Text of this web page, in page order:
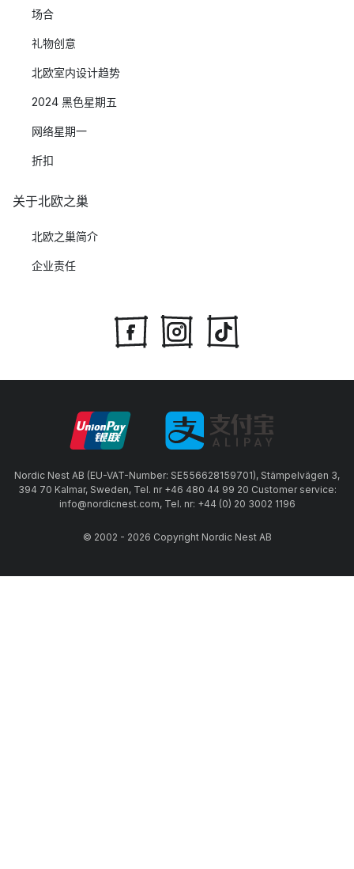
场合
礼物创意
北欧室内设计趋势
2024 黑色星期五
网络星期一
折扣
关于北欧之巢
北欧之巢简介
企业责任
Nordic Nest AB (EU-VAT-Number: SE556628159701), Stämpelvägen 3,
394 70 Kalmar, Sweden, Tel. nr +46 480 44 99 20 Customer service:
info@nordicnest.com, Tel. nr: +44 (0) 20 3002 1196
© 2002 - 2026 Copyright Nordic Nest AB